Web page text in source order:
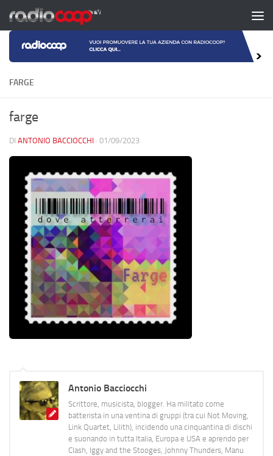
Salta al contenuto
FARGE
farge
DI ANTONIO BACCIOCCHI · 01/09/2023
Antonio Bacciocchi
Scrittore, musicista, blogger. Ha militato come
batterista in una ventina di gruppi (tra cui Not Moving,
Link Quartet, Lilith), incidendo una cinquantina di dischi
e suonando in tutta Italia, Europa e USA e aprendo per
Clash, Iggy and the Stooges, Johnny Thunders, Manu